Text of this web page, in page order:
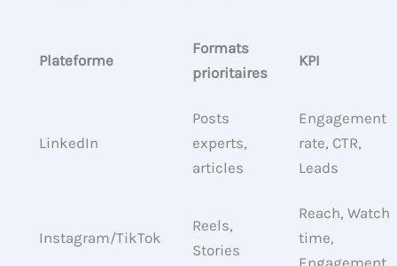
Plateforme
Formats
prioritaires
KPI
LinkedIn
Posts
experts,
articles
Engagement
rate, CTR,
Leads
Instagram/TikTok
Reels,
Stories
Reach, Watch
time,